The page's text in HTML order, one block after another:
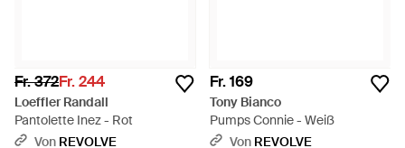
Fr. 372Fr. 244
Loeffler Randall
Pantolette Inez - Rot
Von REVOLVE
Fr. 169
Tony Bianco
Pumps Connie - Weiß
Von REVOLVE